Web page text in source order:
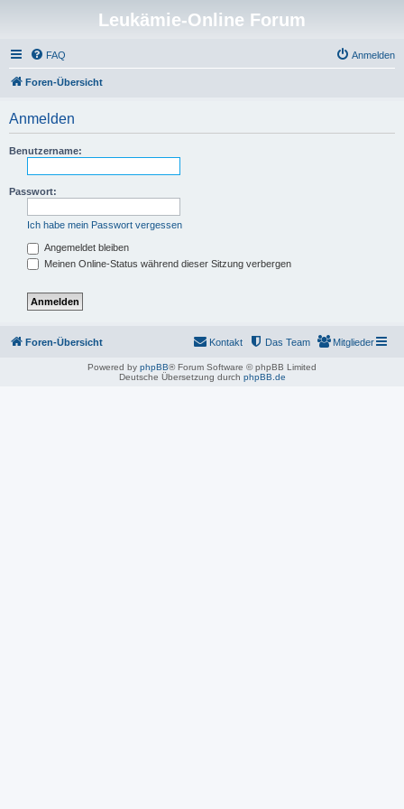
Leukämie-Online Forum
FAQ Anmelden
Foren-Übersicht
Anmelden
Benutzername:
Passwort:
Ich habe mein Passwort vergessen
Angemeldet bleiben
Meinen Online-Status während dieser Sitzung verbergen
Foren-Übersicht Mitglieder
Das Team
Kontakt
Powered by phpBB® Forum Software © phpBB Limited
Deutsche Übersetzung durch phpBB.de